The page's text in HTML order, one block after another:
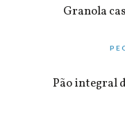
Granola
Pão integral